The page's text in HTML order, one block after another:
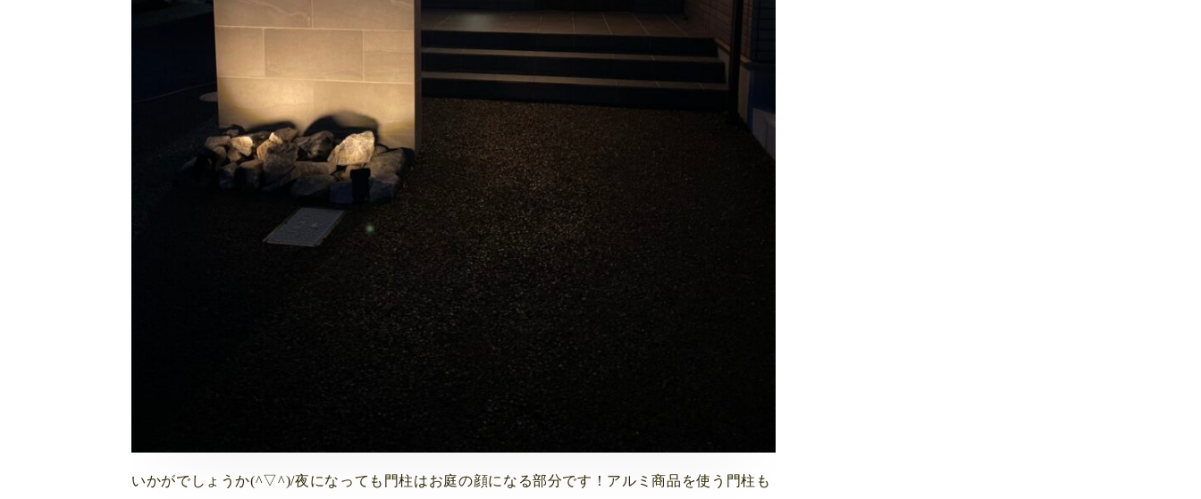
いかがでしょうか(^▽^)/夜になっても門柱はお庭の顔になる部分です！アルミ商品を使う門柱も